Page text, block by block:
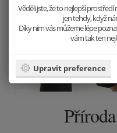
Věděli jste, že to nejlepší
jen tehdy, když
Díky nim vás můžeme lépe
vám tak ten
Upravit preference